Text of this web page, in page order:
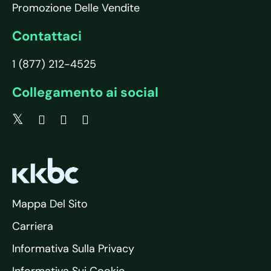
Promozione Delle Vendite
Contattaci
1 (877) 212-4525
Collegamento ai social
Mappa Del Sito
Carriera
Informativa Sulla Privacy